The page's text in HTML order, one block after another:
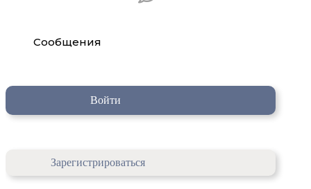
Сообщения
Войти
Зарегистрироваться